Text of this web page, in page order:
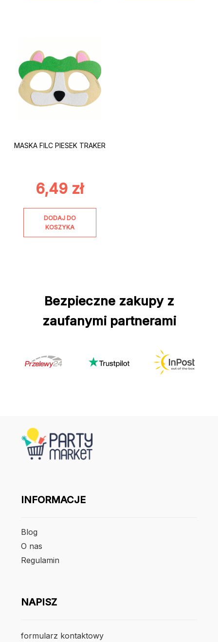
MASKA FILC PIESEK TRAKER
6,49 zł
DODAJ DO
KOSZYKA
Bezpieczne zakupy z
zaufanymi partnerami
INFORMACJE
Blog
O nas
Regulamin
NAPISZ
formularz kontaktowy